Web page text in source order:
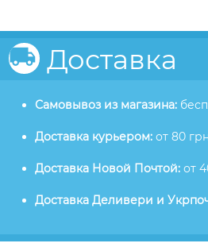
Доставка
Самовывоз из магазина:
Доставка курьером: от 80
Доставка Новой Почтой: от
Доставка Деливери и